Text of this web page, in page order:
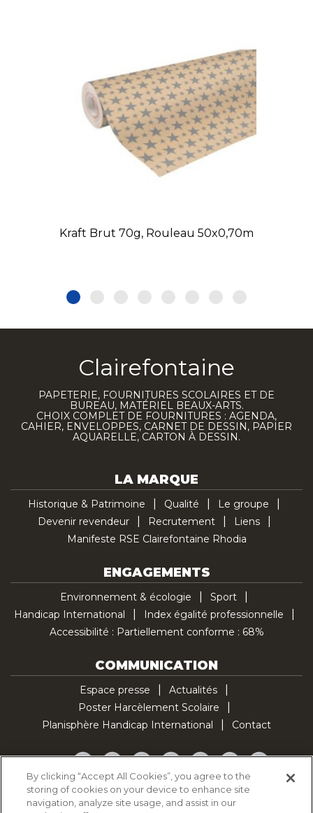
Kraft Brut 70g, Rouleau 50x0,70m
Clairefontaine
PAPETERIE, FOURNITURES SCOLAIRES ET DE
BUREAU, MATÉRIEL BEAUX-ARTS.
CHOIX COMPLET DE FOURNITURES : AGENDA,
CAHIER, ENVELOPPES, CARNET DE DESSIN, PAPIER
AQUARELLE, CARTON À DESSIN.
LA MARQUE
Historique & Patrimoine Qualité
Le groupe
Devenir revendeur
Recrutement
Liens
Manifeste RSE Clairefontaine Rhodia
ENGAGEMENTS
Environnement & écologie
Sport
Handicap International
Index égalité professionnelle
Accessibilité : Partiellement conforme : 68%
COMMUNICATION
Espace presse
Actualités
Poster Harcèlement Scolaire
Planisphère Handicap International
Contact
Facebook
TwitterYouTubePinterestInstagramLinkedInTikTok
Politique d'utilisation des cookies
By clicking “Accept All Cookies”, you agree to the
storing of cookies on your device to enhance site
navigation, analyze site usage, and assist in our